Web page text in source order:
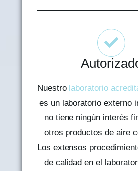
Nuestro laboratorio
es un laboratorio externo
no tiene ningún interés
otros productos de aire
Los extensos
de calidad en el